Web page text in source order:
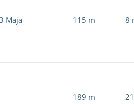
Maja 115 m 8
189 m